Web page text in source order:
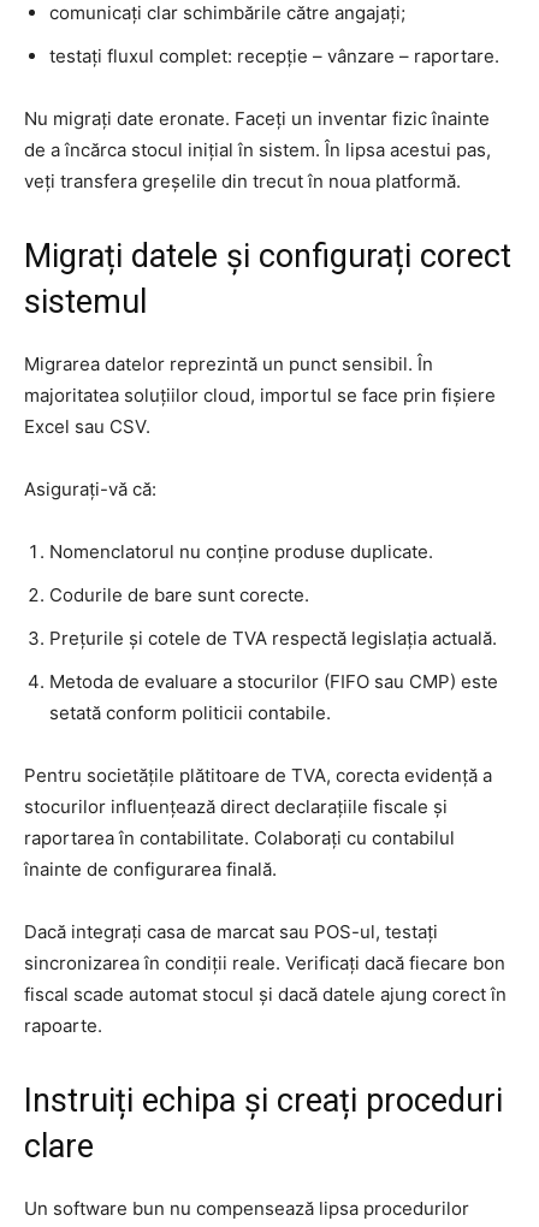
comunicați clar schimbările către angajați;
testați fluxul complet: recepție – vânzare – raportare.
Nu migrați date eronate. Faceți un inventar fizic înainte
de a încărca stocul inițial în sistem. În lipsa acestui pas,
veți transfera greșelile din trecut în noua platformă.
Migrați datele și configurați corect
sistemul
Migrarea datelor reprezintă un punct sensibil. În
majoritatea soluțiilor cloud, importul se face prin fișiere
Excel sau CSV.
Asigurați-vă că:
Nomenclatorul nu conține produse duplicate.
Codurile de bare sunt corecte.
Prețurile și cotele de TVA respectă legislația actuală.
Metoda de evaluare a stocurilor (FIFO sau CMP) este
setată conform politicii contabile.
Pentru societățile plătitoare de TVA, corecta evidență a
stocurilor influențează direct declarațiile fiscale și
raportarea în contabilitate. Colaborați cu contabilul
înainte de configurarea finală.
Dacă integrați casa de marcat sau POS-ul, testați
sincronizarea în condiții reale. Verificați dacă fiecare bon
fiscal scade automat stocul și dacă datele ajung corect în
rapoarte.
Instruiți echipa și creați proceduri
clare
Un software bun nu compensează lipsa procedurilor